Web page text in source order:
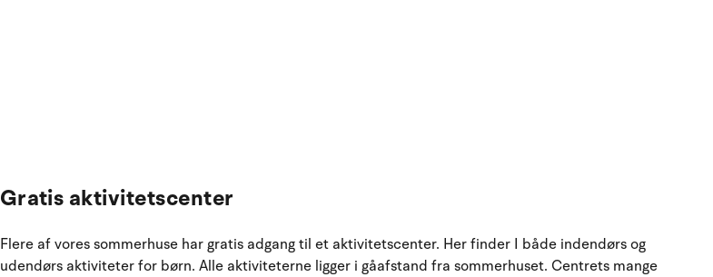
Gratis aktivitetscenter
Flere af vores sommerhuse har gratis adgang til et aktivitetscenter. Her finder I både indendørs og
udendørs aktiviteter for børn. Alle aktiviteterne ligger i gåafstand fra sommerhuset. Centrets mange